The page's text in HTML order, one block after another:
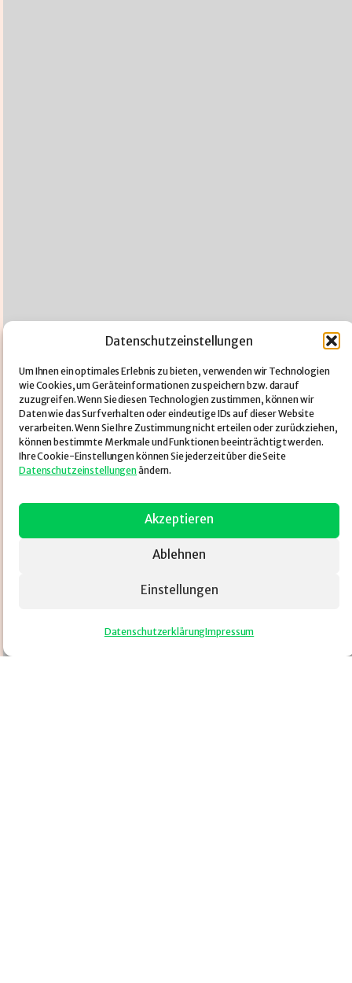
Datenschutzeinstellungen
Um Ihnen ein optimales Erlebnis zu bieten, verwenden wir Technologien
wie Cookies, um Geräteinformationen zu speichern bzw. darauf
zuzugreifen. Wenn Sie diesen Technologien zustimmen, können wir
Daten wie das Surfverhalten oder eindeutige IDs auf dieser Website
verarbeiten. Wenn Sie Ihre Zustimmung nicht erteilen oder zurückziehen,
können bestimmte Merkmale und Funktionen beeinträchtigt werden.
Ihre Cookie-Einstellungen können Sie jederzeit über die Seite
Datenschutzeinstellungenändern.
Akzeptieren
Ablehnen
Einstellungen
DatenschutzerklärungImpressum